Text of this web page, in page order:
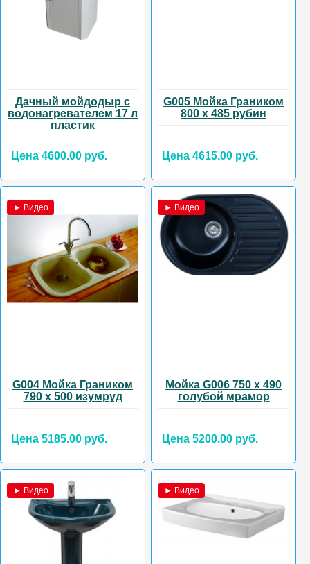
Дачный мойдодыр с
водонагревателем 17 л
пластик
Цена 4600.00 руб.
G005 Мойка Граником
800 х 485 рубин
Цена 4615.00 руб.
► Видео
G004 Мойка Граником
790 х 500 изумруд
Цена 5185.00 руб.
► Видео
Мойка G006 750 х 490
голубой мрамор
Цена 5200.00 руб.
► Видео ► Видео